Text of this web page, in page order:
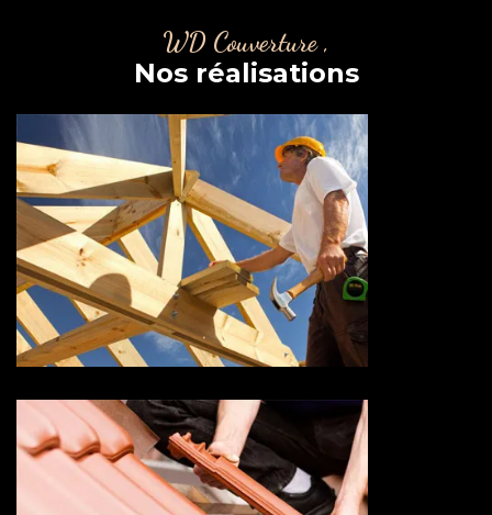
WD Couverture ,
Nos réalisations
Couvreur charpentier 73
Savoie